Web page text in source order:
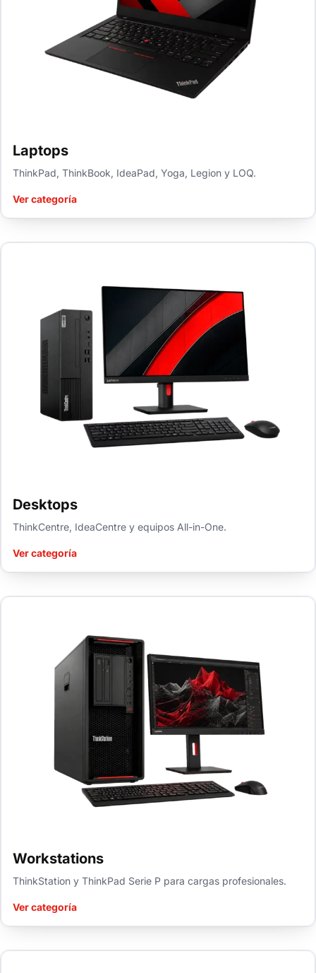
Laptops
ThinkPad, ThinkBook, IdeaPad, Yoga, Legion y LOQ.
Ver categoría
Desktops
ThinkCentre, IdeaCentre y equipos All-in-One.
Ver categoría
Workstations
ThinkStation y ThinkPad Serie P para cargas profesionales.
Ver categoría